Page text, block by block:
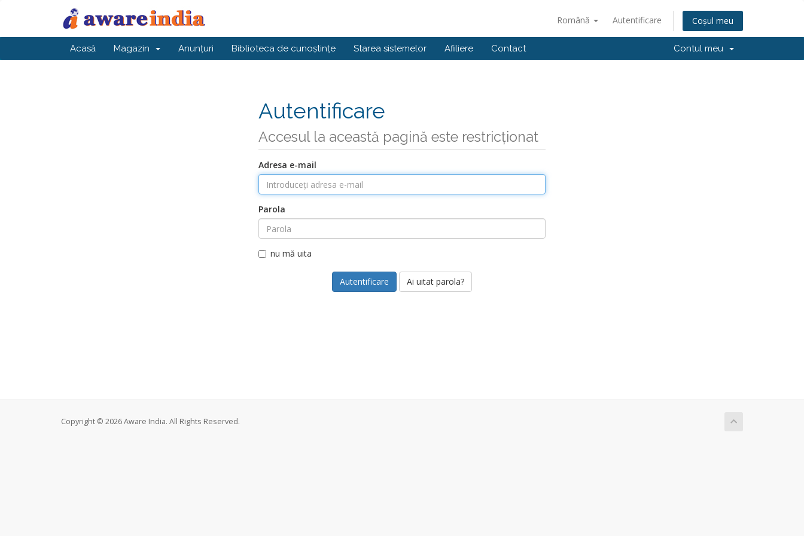
Română Autentificare Coșul meu
Acasă Magazin Anunțuri Biblioteca de cunoștințe Starea sistemelor Afiliere Contact Contul meu
Autentificare
Accesul la această pagină este restricționat
Adresa e-mail
Parola
nu mă uita
Ai uitat parola?
Copyright © 2026 Aware India. All Rights Reserved.